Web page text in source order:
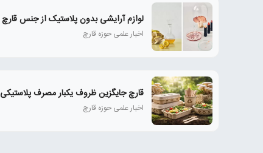
لوازم آرایشی بدون پلاستیک از جنس قارچ
اخبار علمی حوزه قارچ
قارچ جایگزین ظروف یکبار مصرف پلاستیکی
اخبار علمی حوزه قارچ